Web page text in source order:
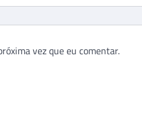
vez que eu comentar.